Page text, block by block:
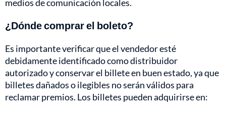
medios de comunicación locales.
¿Dónde comprar el boleto?
Es importante verificar que el vendedor esté
debidamente identificado como distribuidor
autorizado y conservar el billete en buen estado, ya que
billetes dañados o ilegibles no serán válidos para
reclamar premios. Los billetes pueden adquirirse en: